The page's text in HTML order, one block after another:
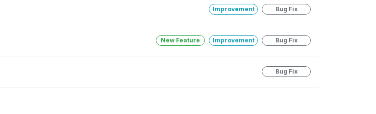
Improvement Bug Fix
New Feature Improvement Bug Fix
Bug Fix